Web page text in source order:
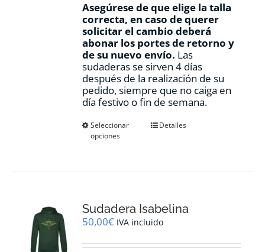
Asegúrese de que elige la talla
correcta, en caso de querer
solicitar el cambio deberá
abonar los portes de retorno y
de su nuevo envío. Las
sudaderas se sirven 4 días
después de la realización de su
pedido, siempre que no caiga en
día festivo o fin de semana.
Seleccionar
opciones
Este
se
pueden
en
Detalles
Sudadera Isabelina
50,00€ IVA incluido